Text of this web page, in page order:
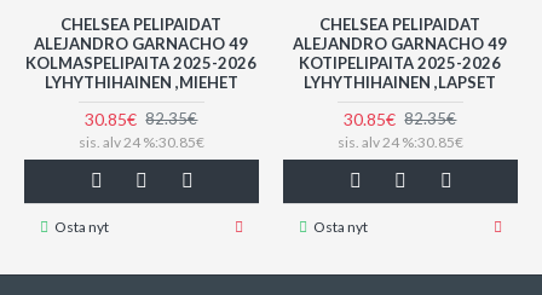
CHELSEA PELIPAIDAT
ALEJANDRO GARNACHO 49
KOLMASPELIPAITA 2025-2026
LYHYTHIHAINEN ,MIEHET
30.85€ 82.35€
sis. alv 24 %:30.85€
Osta nyt
CHELSEA PELIPAIDAT
ALEJANDRO GARNACHO 49
KOTIPELIPAITA 2025-2026
LYHYTHIHAINEN ,LAPSET
30.85€ 82.35€
sis. alv 24 %:30.85€
Osta nyt